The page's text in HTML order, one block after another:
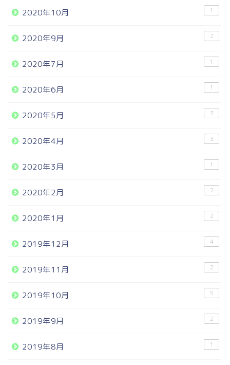
2020年10月 1
2020年9月 2
2020年7月 1
2020年6月 1
2020年5月 3
2020年4月 3
2020年3月 1
2020年2月 2
2020年1月 2
2019年12月 4
2019年11月 2
2019年10月 5
2019年9月 2
2019年8月 1